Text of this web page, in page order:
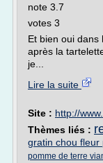
note 3.7
votes 3
Et bien oui dans
après la
je...
Lire la suite
Site : http://
Thèmes liés :
gratin chou
pomme de terre